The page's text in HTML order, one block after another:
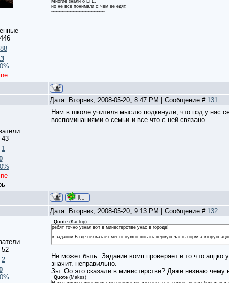
446
88
0%
но не все понимали с чем ее едят.
-----------------------------------
Дата: Вторник, 2008-05-20, 8:47 PM | Сообщение # 131
43
1
0%
Нам в школе учителя мыслю подкинули, что год у нас
воспоминаниями о семьи и все что с ней связано.
Дата: Вторник, 2008-05-20, 9:13 PM | Сообщение # 132
52
2
0%
Quote (Kactop)
ребят точно узнал вот в минестерстве унас в городе!
в задании Б где нехватает место нужно писать первую часть норм а вторую
Не может быть. Задание комп проверяет и то что аццко
значит. неправильно.
Зы. Оо это сказали в министерстве? Даже незнаю чему
Quote (Makss)